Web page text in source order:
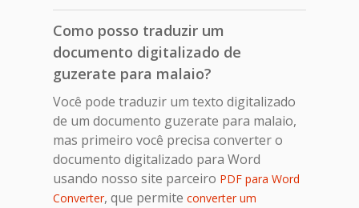
Como posso traduzir um
documento digitalizado de
guzerate para malaio?
Você pode traduzir um texto digitalizado
de um documento guzerate para malaio,
mas primeiro você precisa converter o
documento digitalizado para Word
usando nosso site parceiro PDF para Word
Converter, que permite converter um